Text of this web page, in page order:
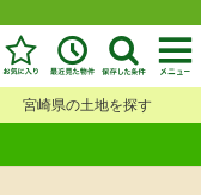
宮崎県の土地を探す